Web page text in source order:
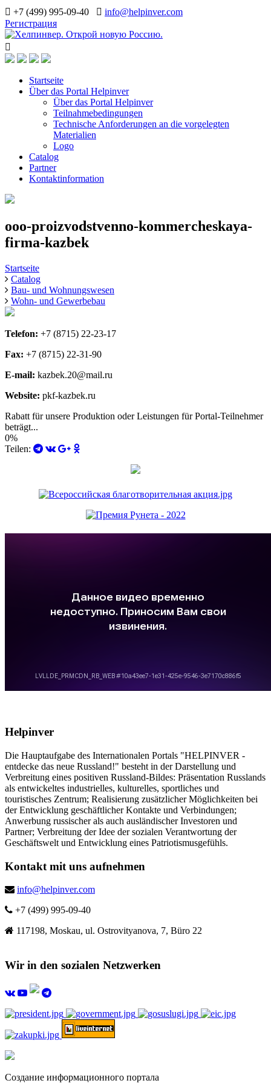
+7 (499) 995-09-40
info@helpinver.com
Регистрация
Startseite
Über das Portal Helpinver
Über das Portal Helpinver
Teilnahmebedingungen
Technische Anforderungen an die vorgelegten
Materialien
Logo
Catalog
Partner
Kontaktinformation
ooo-proizvodstvenno-kommercheskaya-
firma-kazbek
Startseite
Catalog
Bau- und Wohnungswesen
Wohn- und Gewerbebau
Telefon: +7 (8715) 22-23-17
Fax: +7 (8715) 22-31-90
E-mail: kazbek.20@mail.ru
Website: pkf-kazbek.ru
Rabatt für unsere Produktion oder Leistungen für Portal-Teilnehmer
beträgt...
0%
Teilen:
Helpinver
Die Hauptaufgabe des Internationalen Portals "HELPINVER -
entdecke das neue Russland!" besteht in der Darstellung und
Verbreitung eines positiven Russland-Bildes: Präsentation Russlands
als entwickeltes industrielles, kulturelles, sportliches und
touristisches Zentrum; Realisierung zusätzlicher Möglichkeiten bei
der Entwicklung geschäftlicher Kontakte und Verbindungen;
Anwerbung russischer als auch ausländischer Investoren und
Partner; Verbreitung der Idee der sozialen Verantwortung der
Geschäftswelt und Entwicklung eines Patriotismusgefühls.
Kontakt mit uns aufnehmen
info@helpinver.com
+7 (499) 995-09-40
117198, Moskau, ul. Ostrovityanova, 7, Büro 22
Wir in den sozialen Netzwerken
Создание информационного портала